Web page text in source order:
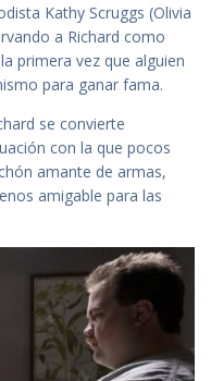
Kathy Scruggs (Olivia
a Richard como
primera vez que alguien
para ganar fama.
se convierte
con la que pocos
amante de armas,
amigable para las